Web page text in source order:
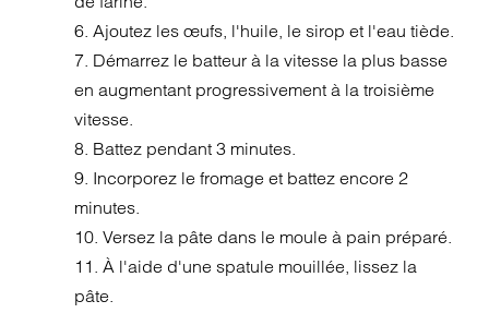
6. Ajoutez les œufs, l'huile, le sirop et l'eau tiède.
7. Démarrez le batteur à la vitesse la plus basse
en augmentant progressivement à la troisième
vitesse.
8. Battez pendant 3 minutes.
9. Incorporez le fromage et battez encore 2
minutes.
10. Versez la pâte dans le moule à pain préparé.
11. À l'aide d'une spatule mouillée, lissez la
pâte.